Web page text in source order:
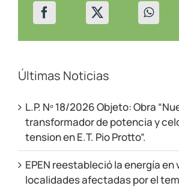
Últimas Noticias
L.P. Nº 18/2026 Objeto: Obra
transformador de potencia y
tension en E.T. Pio Protto”.
EPEN reestableció la energía en
localidades afectadas por el